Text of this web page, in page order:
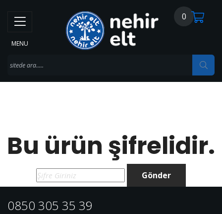
MENU
0
Bu ürün şifrelidir.
Gönder
0850 305 35 39